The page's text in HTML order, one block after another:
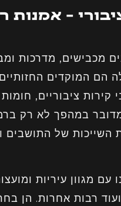
– אמנות
מכבישים, מדרכות
הם המוקדים
קירות ציבוריים,
מדובר במהפך לא רק
של התושבים
מגוון עיריות
רבות אחרות. הן